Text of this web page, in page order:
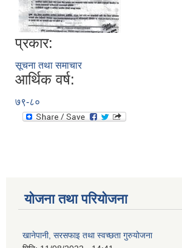
प्रकार:
सूचना तथा समाचार
आर्थिक वर्ष:
७९-८०
योजना तथा परियोजना
खानेपानी, सरसफाइ तथा स्वच्छता गुरुयोजना